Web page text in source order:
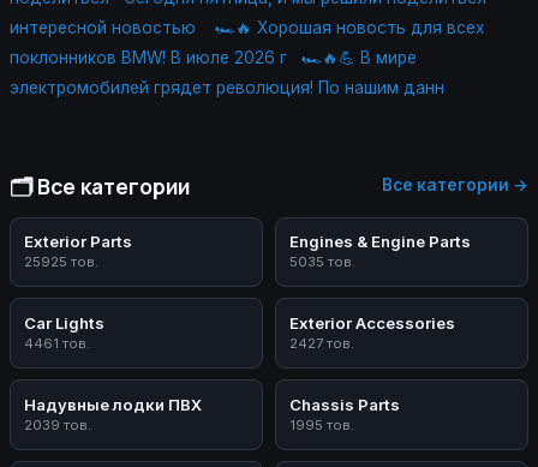
интересной новостью
🏎🔥 Хорошая новость для всех
поклонников BMW! В июле 2026 г
🏎🔥💪 В мире
электромобилей грядет революция! По нашим данн
🗂️ Все категории Все категории →
Exterior Parts
25925 тов.
Engines & Engine Parts
5035 тов.
Car Lights
4461 тов.
Exterior Accessories
2427 тов.
Надувные лодки ПВХ
2039 тов.
Chassis Parts
1995 тов.